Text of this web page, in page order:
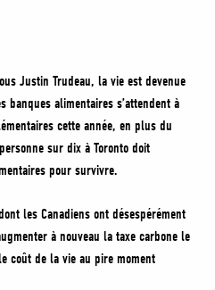
Justin Trudeau, la vie est devenue
banques alimentaires s’attendent à
cette année, en plus du
sur dix à Toronto doit
pour survivre.
les Canadiens ont désespérément
à nouveau la taxe carbone le
coût de la vie au pire moment